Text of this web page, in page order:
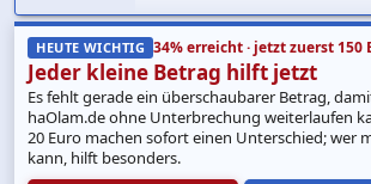
HEUTE WICHTIG 34% erreicht · jetzt zuerst 150
Jeder kleine Betrag hilft jetzt
Es fehlt gerade ein überschaubarer Betrag,
haOlam.de ohne Unterbrechung weiterlaufen
20 Euro machen sofort einen Unterschied; wer
kann, hilft besonders.